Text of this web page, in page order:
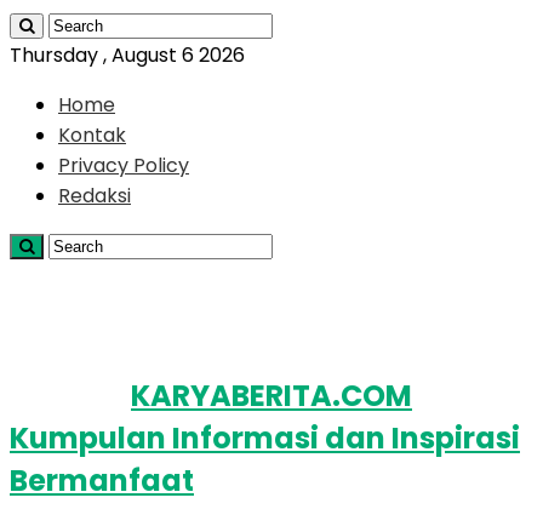
Thursday , August 6 2026
Home
Kontak
Privacy Policy
Redaksi
KARYABERITA.COM
Kumpulan Informasi dan Inspirasi
Bermanfaat